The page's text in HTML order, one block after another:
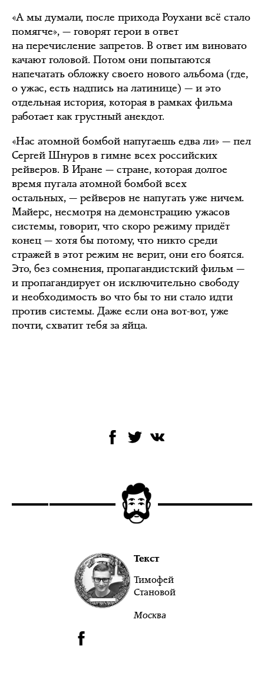
«А мы думали, после прихода Роухани всё стало
помягче», — говорят герои в ответ
на перечисление запретов. В ответ им виновато
качают головой. Потом они попытаются
напечатать обложку своего нового альбома (где,
о ужас, есть надпись на латинице) — и это
отдельная история, которая в рамках фильма
работает как грустный анекдот.
«Нас атомной бомбой напугаешь едва ли» — пел
Сергей Шнуров в гимне всех российских
рейверов. В Иране — стране, которая долгое
время пугала атомной бомбой всех
остальных, — рейверов не напугать уже ничем.
Майерс, несмотря на демонстрацию ужасов
системы, говорит, что скоро режиму придёт
конец — хотя бы потому, что никто среди
стражей в этот режим не верит, они его боятся.
Это, без сомнения, пропагандистский фильм —
и пропагандирует он исключительно свободу
и необходимость во что бы то ни стало идти
против системы. Даже если она вот-вот, уже
почти, схватит тебя за яйца.
Текст
Тимофей
Становой
Москва